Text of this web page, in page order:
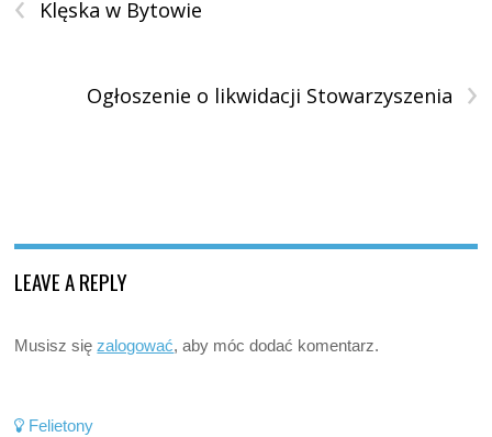
Klęska w Bytowie
›
Ogłoszenie o likwidacji Stowarzyszenia
LEAVE A REPLY
Musisz sięzalogować, aby móc dodać komentarz.
Felietony